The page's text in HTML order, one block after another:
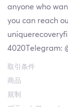
anyone who
you can reach
4020Telegram:
取引条件
商品
規制